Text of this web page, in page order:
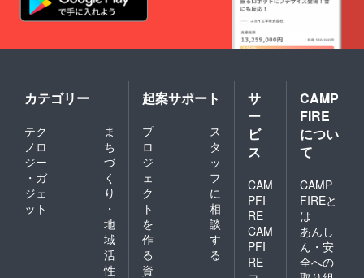
カテゴリー
テク
ノロ
ジー
・ガ
ジェ
ット
ま
ち
づ
く
り
・
地
域
活
性
起案サポート
プ
ロ
ジ
ェ
ク
ト
を
作
る
ス
タ
ッ
フ
に
相
談
す
る
資
サ
ー
ビ
ス
CAM
PFI
RE
CAM
PFI
RE
CAMP
FIRE
につい
て
CAMP
FIREと
は
あんし
ん・安
全への